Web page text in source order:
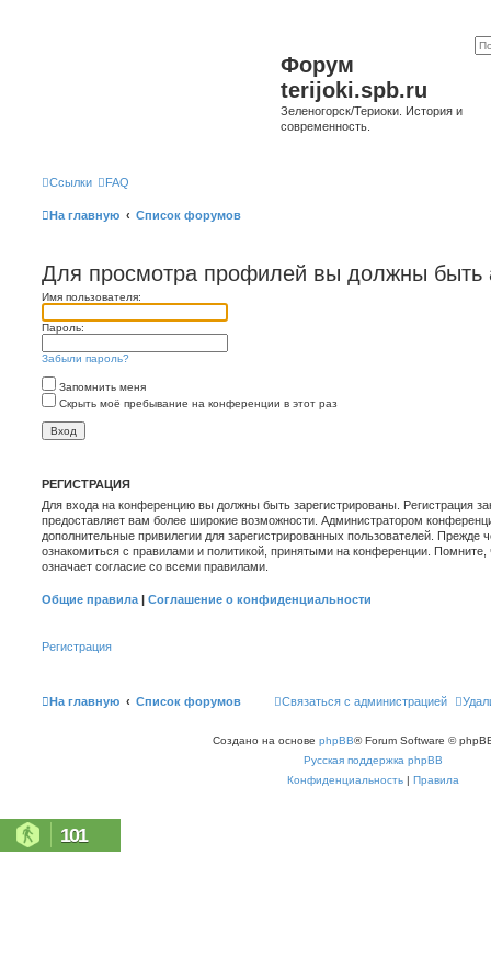
Форум
terijoki.spb.ru
Зеленогорск/Териоки. История и
современность.
Ссылки FAQ
На главную Список форумов
Для просмотра профилей вы должны быть
Имя пользователя:
Пароль:
Забыли пароль?
Запомнить меня
Скрыть моё пребывание на конференции в этот раз
РЕГИСТРАЦИЯ
Для входа на конференцию вы должны быть зарегистрированы. Регистрация
предоставляет вам более широкие возможности. Администратором
дополнительные привилегии для зарегистрированных пользователей. Прежде
ознакомиться с правилами и политикой, принятыми на конференции.
означает согласие со всеми правилами.
Общие правила | Соглашение о конфиденциальности
Регистрация
На главную Список форумов Связаться с администрацией
Создано на основе phpBB® Forum Software ©
Русская поддержка phpBB
Конфиденциальность | Правила
101